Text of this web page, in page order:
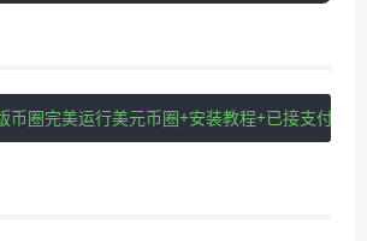
币圈完美运行美元币圈+安装教程+已接支付